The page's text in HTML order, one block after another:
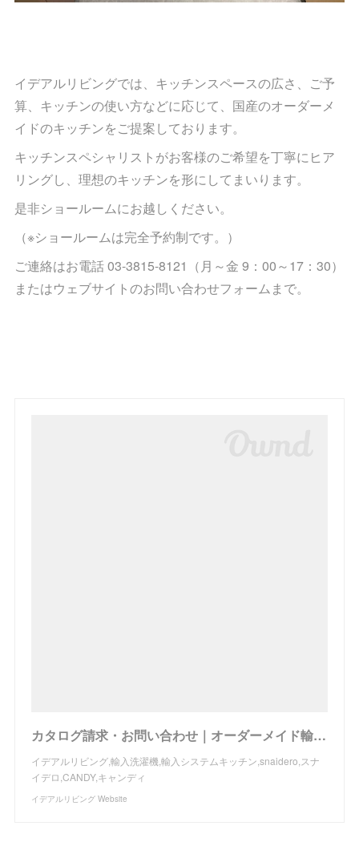
イデアルリビングでは、キッチンスペースの広さ、ご予
算、キッチンの使い方などに応じて、国産のオーダーメ
イドのキッチンをご提案しております。
キッチンスペシャリストがお客様のご希望を丁寧にヒア
リングし、理想のキッチンを形にしてまいります。
是非ショールームにお越しください。
（※ショールームは完全予約制です。）
ご連絡はお電話 03-3815-8121（月～金 9：00～17：30）
またはウェブサイトのお問い合わせフォームまで。
カタログ請求・お問い合わせ｜オーダーメイド輸入キッチンの設置・施工、トータルコーディネイトのイデアルリビング
イデアルリビング,輸入洗濯機,輸入システムキッチン,snaidero,スナ
イデロ,CANDY,キャンディ
イデアルリビング Website